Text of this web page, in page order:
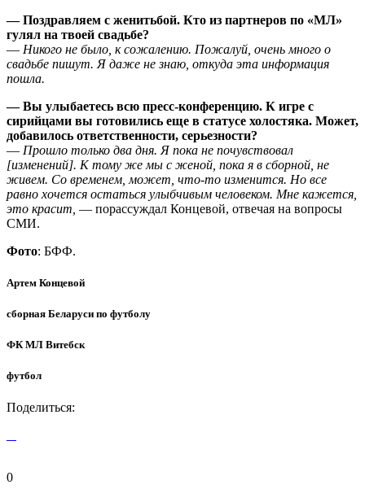
— Поздравляем с женитьбой. Кто из партнеров по «МЛ»
гулял на твоей свадьбе?
— Никого не было, к сожалению. Пожалуй, очень много о
свадьбе пишут. Я даже не знаю, откуда эта информация
пошла.
— Вы улыбаетесь всю пресс-конференцию. К игре с
сирийцами вы готовились еще в статусе холостяка. Может,
добавилось ответственности, серьезности?
— Прошло только два дня. Я пока не почувствовал
[изменений]. К тому же мы с женой, пока я в сборной, не
живем. Со временем, может, что-то изменится. Но все
равно хочется остаться улыбчивым человеком. Мне кажется,
это красит, — порассуждал Концевой, отвечая на вопросы
СМИ.
Фото: БФФ.
Артем Концевой
сборная Беларуси по футболу
ФК МЛ Витебск
футбол
Поделиться:
0